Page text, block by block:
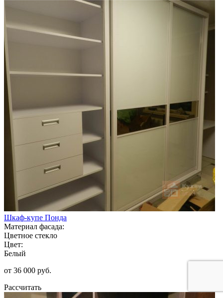
Шкаф-купе Понда
Материал фасада:
Цветное стекло
Цвет:
Белый
от 36 000 руб.
Рассчитать